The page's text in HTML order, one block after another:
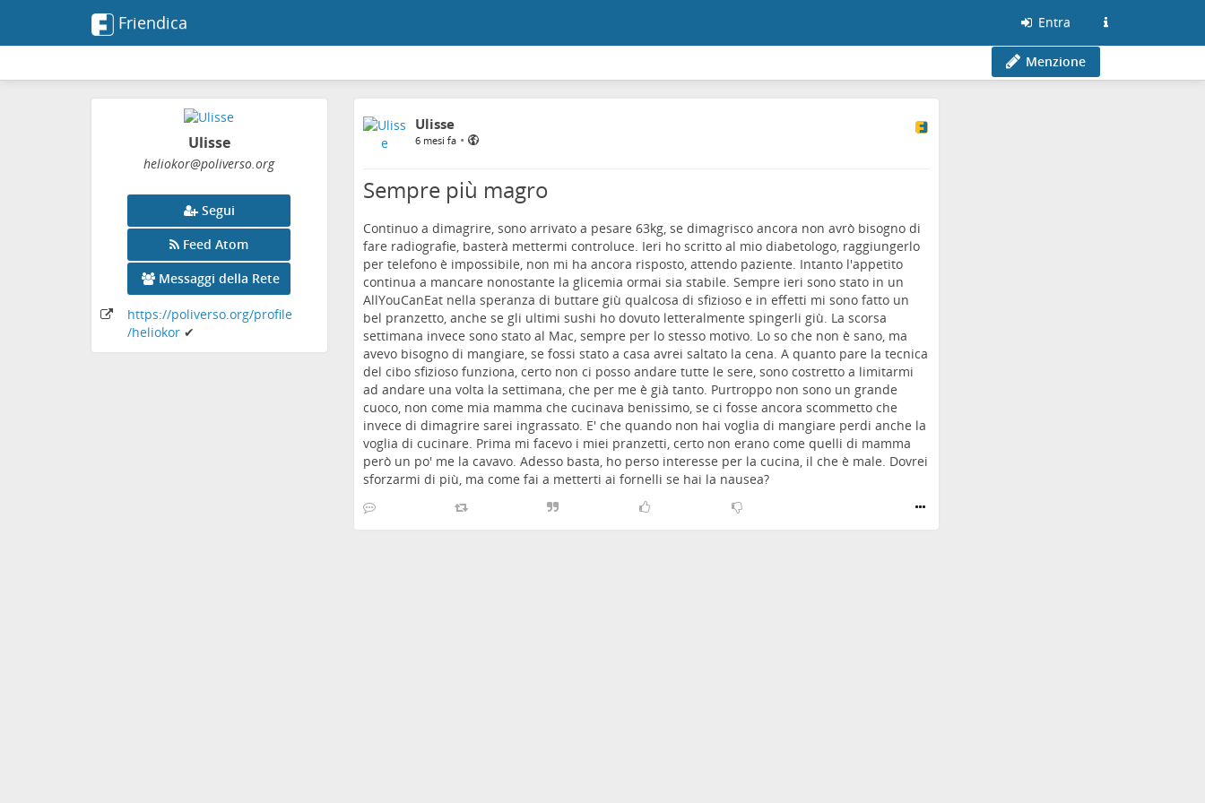
Friendica Entra
Menzione
Ulisse
heliokor@poliverso.org
Segui
Feed Atom
Messaggi della Rete
https://poliverso.org/profile
/heliokor ✔
Ulisse
6 mesi fa •
Sempre più magro
Continuo a dimagrire, sono arrivato a pesare 63kg, se dimagrisco ancora non avrò bisogno di
fare radiografie, basterà mettermi controluce. Ieri ho scritto al mio diabetologo, raggiungerlo
per telefono è impossibile, non mi ha ancora risposto, attendo paziente. Intanto l'appetito
continua a mancare nonostante la glicemia ormai sia stabile. Sempre ieri sono stato in un
AllYouCanEat nella speranza di buttare giù qualcosa di sfizioso e in effetti mi sono fatto un
bel pranzetto, anche se gli ultimi sushi ho dovuto letteralmente spingerli giù. La scorsa
settimana invece sono stato al Mac, sempre per lo stesso motivo. Lo so che non è sano, ma
avevo bisogno di mangiare, se fossi stato a casa avrei saltato la cena. A quanto pare la tecnica
del cibo sfizioso funziona, certo non ci posso andare tutte le sere, sono costretto a limitarmi
ad andare una volta la settimana, che per me è già tanto. Purtroppo non sono un grande
cuoco, non come mia mamma che cucinava benissimo, se ci fosse ancora scommetto che
invece di dimagrire sarei ingrassato. E' che quando non hai voglia di mangiare perdi anche la
voglia di cucinare. Prima mi facevo i miei pranzetti, certo non erano come quelli di mamma
però un po' me la cavavo. Adesso basta, ho perso interesse per la cucina, il che è male. Dovrei
sforzarmi di più, ma come fai a metterti ai fornelli se hai la nausea?